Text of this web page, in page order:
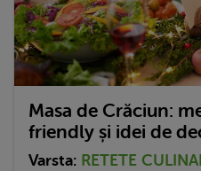
Masa de Crăciun:
friendly și idei de
Varsta: RETETE